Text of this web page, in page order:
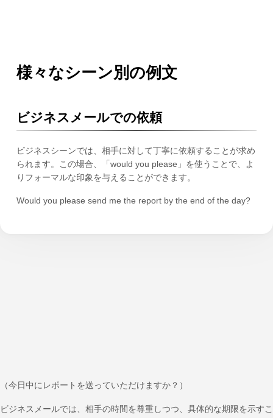
様々なシーン別の例文
ビジネスメールでの依頼
ビジネスシーンでは、相手に対して丁寧に依頼することが求め
られます。この場合、「would you please」を使うことで、よ
りフォーマルな印象を与えることができます。
Would you please send me the report by the end of the day?
（今日中にレポートを送っていただけますか？）
ビジネスメールでは、相手の時間を尊重しつつ、具体的な期限を示すこ